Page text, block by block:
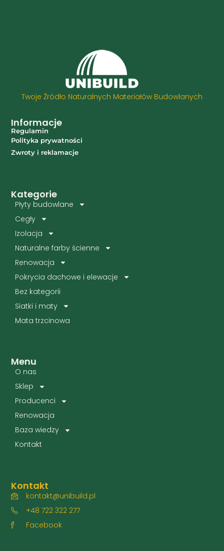
Twoje Źródło Naturalnych Materiałów Budowlanych
Menu
O nas
Sklep
Producenci
Renowacja
Baza wiedzy
Kontakt
Kategorie
Płyty budowlane
Cegły
Izolacja
Naturalne farby ścienne
Renowacja
Pokrycia dachowe i elewacje
Bez kategorii
Siatki i maty
Mata trzcinowa
Kontakt
kontakt@unibuild.pl
+48 722 322 277
Facebook
Informacje
Regulamin
Polityka prywatności
Zwroty i reklamacje